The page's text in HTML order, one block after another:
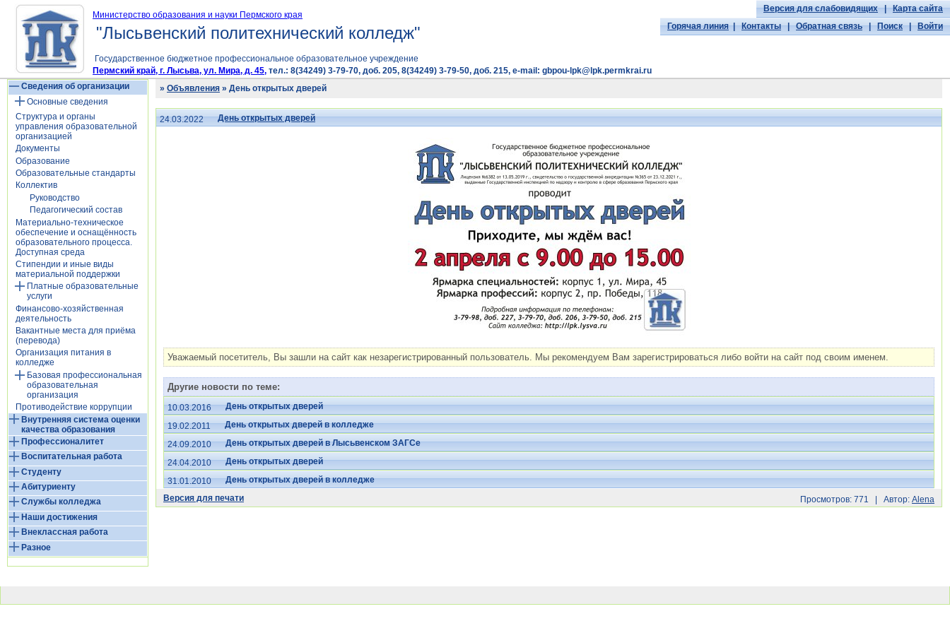
Министерство образования и науки Пермского края
"Лысьвенский политехнический колледж"
Версия для слабовидящих|Карта сайта
Горячая линия|Контакты|Обратная связь|Поиск|Войти
Государственное бюджетное профессиональное образовательное учреждение
Пермский край, г. Лысьва, ул. Мира, д. 45, тел.: 8(34249) 3-79-70, доб. 205, 8(34249) 3-79-50, доб. 215, e-mail: gbpou-lpk@lpk.permkrai.ru
Сведения об организации
Основные сведения
Структура и органы
управления образовательной
организацией
Документы
Образование
Образовательные стандарты
Коллектив
Руководство
Педагогический состав
Материально-техническое
обеспечение и оснащённость
образовательного процесса.
Доступная среда
Стипендии и иные виды
материальной поддержки
Платные образовательные
услуги
Финансово-хозяйственная
деятельность
Вакантные места для приёма
(перевода)
Организация питания в
колледже
Базовая профессиональная
образовательная
организация
Противодействие коррупции
Внутренняя система оценки
качества образования
Профессионалитет
Воспитательная работа
Студенту
Абитуриенту
Службы колледжа
Наши достижения
Внеклассная работа
Разное
» Объявления » День открытых дверей
24.03.2022 День открытых дверей
Уважаемый посетитель, Вы зашли на сайт как незарегистрированный пользователь. Мы рекомендуем Вам зарегистрироваться либо войти на сайт под своим именем.
Другие новости по теме:
10.03.2016
День открытых дверей
19.02.2011
День открытых дверей в колледже
24.09.2010
День открытых дверей в Лысьвенском ЗАГСе
24.04.2010
День открытых дверей
31.01.2010
День открытых дверей в колледже
Версия для печати
Просмотров: 771 | Автор: Alena